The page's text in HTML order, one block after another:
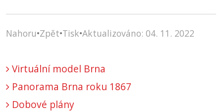
Nahoru•Zpět•Tisk•Aktualizováno: 04. 11. 2022
Virtuální model Brna
Panorama Brna roku 1867
Dobové plány